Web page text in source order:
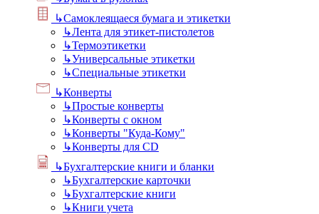
↳Самоклеящаеся бумага и этикетки
↳Лента для этикет-пистолетов
↳Термоэтикетки
↳Универсальные этикетки
↳Специальные этикетки
↳Конверты
↳Простые конверты
↳Конверты с окном
↳Конверты "Куда-Кому"
↳Конверты для CD
↳Бухгалтерские книги и бланки
↳Бухгалтерские карточки
↳Бухгалтерские книги
↳Книги учета